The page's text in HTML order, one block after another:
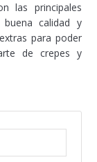
las principales
calidad y
para poder
de crepes y